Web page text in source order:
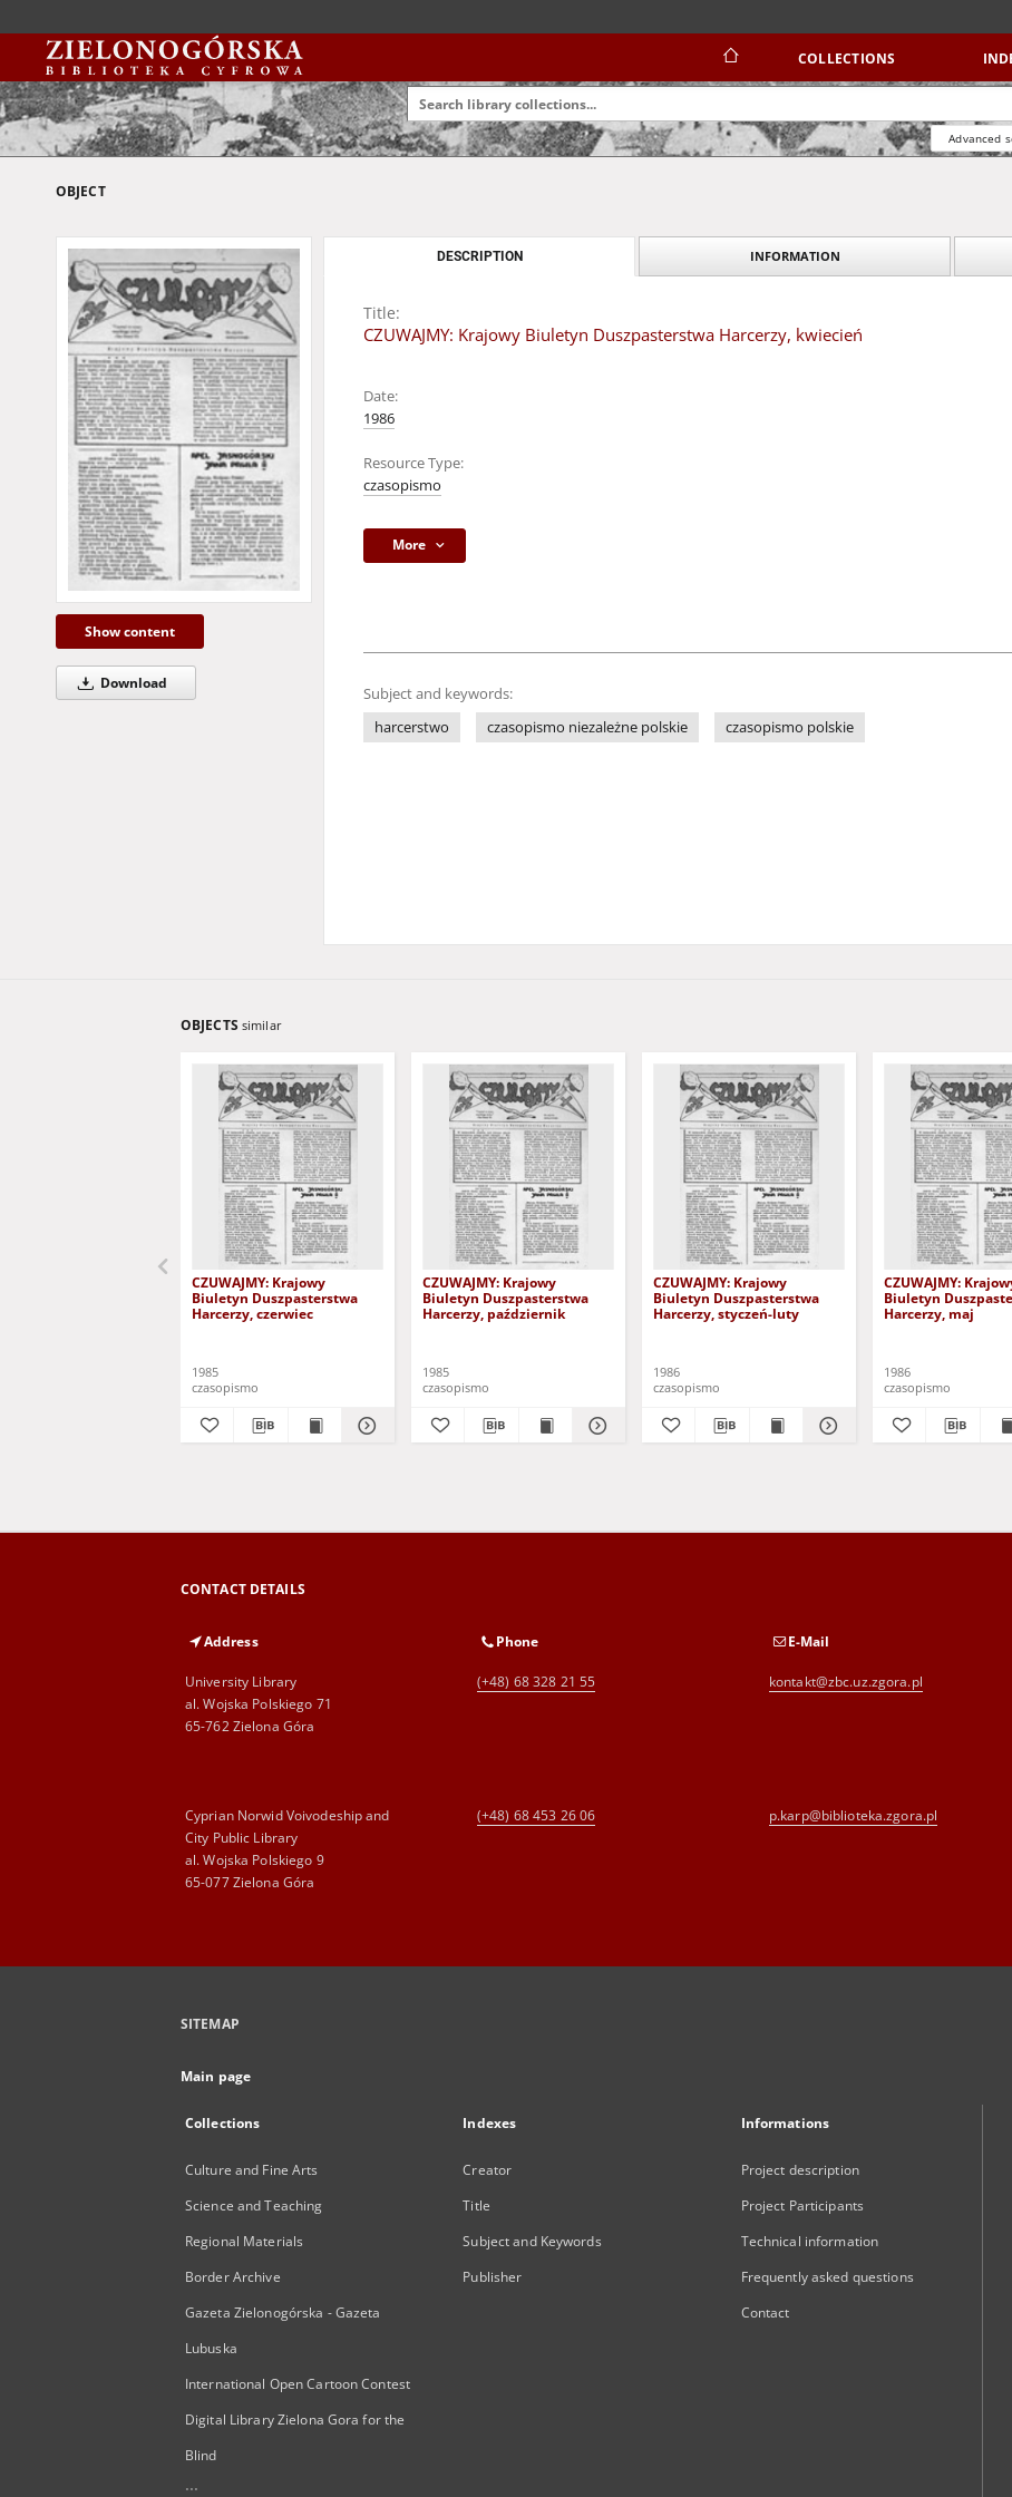
COLLECTIONS
Advanced
OBJECT
Show content
Download
DESCRIPTION INFORMATION
Title:
CZUWAJMY: Krajowy Biuletyn Duszpasterstwa Harcerzy, kwiecień
Date:
1986
Resource Type:
czasopismo
More
Subject and keywords:
harcerstwo
czasopismo niezależne polskie czasopismo polskie
OBJECTS similar
CZUWAJMY: Krajowy
Biuletyn Duszpasterstwa
Harcerzy, czerwiec
1985
czasopismo
CZUWAJMY: Krajowy
Biuletyn Duszpasterstwa
Harcerzy, październik
1985
czasopismo
CZUWAJMY: Krajowy
Biuletyn Duszpasterstwa
Harcerzy, styczeń-luty
1986
czasopismo
CZUWAJMY:
Biuletyn
Harcerzy, maj
1986
czasopismo
CONTACT DETAILS
Address
University Library
al. Wojska Polskiego 71
65-762 Zielona Góra
Phone
(+48) 68 328 21 55
E-Mail
kontakt@zbc.uz.zgora.pl
Cyprian Norwid Voivodeship and
City Public Library
al. Wojska Polskiego 9
65-077 Zielona Góra
(+48) 68 453 26 06 p.karp@biblioteka.zgora.pl
SITEMAP
Main page
Collections
Culture and Fine Arts
Science and Teaching
Regional Materials
Border Archive
Gazeta Zielonogórska - Gazeta
Lubuska
International Open Cartoon Contest
Digital Library Zielona Gora for the
Blind
...
Indexes
Creator
Title
Subject and Keywords
Publisher
Informations
Project description
Project Participants
Technical information
Frequently asked questions
Contact